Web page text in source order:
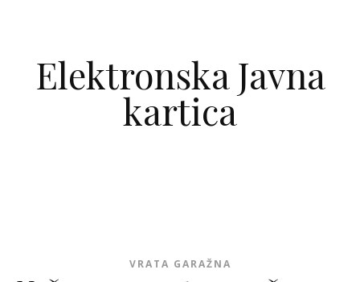
Elektronska Javna
kartica
VRATA GARAŽNA